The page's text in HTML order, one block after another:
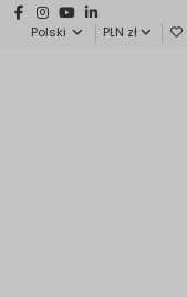
Polski PLN zł